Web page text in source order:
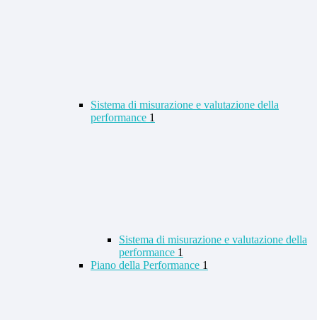
Sistema di misurazione e valutazione della
performance 1
Sistema di misurazione e valutazione della
performance 1
Piano della Performance 1